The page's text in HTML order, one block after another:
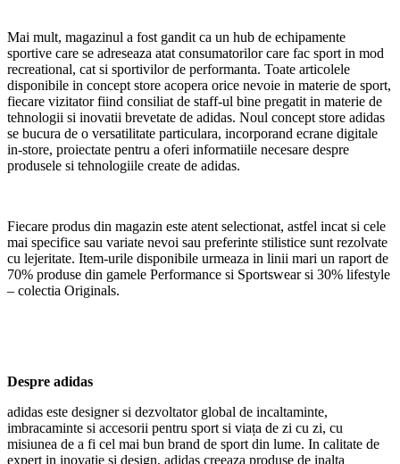
Mai mult, magazinul a fost gandit ca un hub de echipamente
sportive care se adreseaza atat consumatorilor care fac sport in mod
recreational, cat si sportivilor de performanta. Toate articolele
disponibile in concept store acopera orice nevoie in materie de sport,
fiecare vizitator fiind consiliat de staff-ul bine pregatit in materie de
tehnologii si inovatii brevetate de adidas. Noul concept store adidas
se bucura de o versatilitate particulara, incorporand ecrane digitale
in-store, proiectate pentru a oferi informatiile necesare despre
produsele si tehnologiile create de adidas.
Fiecare produs din magazin este atent selectionat, astfel incat si cele
mai specifice sau variate nevoi sau preferinte stilistice sunt rezolvate
cu lejeritate. Item-urile disponibile urmeaza in linii mari un raport de
70% produse din gamele Performance si Sportswear si 30% lifestyle
– colectia Originals.
Despre adidas
adidas este designer si dezvoltator global de incaltaminte,
imbracaminte si accesorii pentru sport si viața de zi cu zi, cu
misiunea de a fi cel mai bun brand de sport din lume. In calitate de
expert in inovatie si design, adidas creeaza produse de inalta